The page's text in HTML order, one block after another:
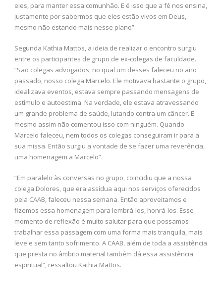
eles, para manter essa comunhão. E é isso que a fé nos ensina,
justamente por sabermos que eles estão vivos em Deus,
mesmo não estando mais nesse plano”.
Segunda Kathia Mattos, a ideia de realizar o encontro surgiu
entre os participantes de grupo de ex-colegas de faculdade.
“São colegas advogados, no qual um desses faleceu no ano
passado, nosso colega Marcelo. Ele motivava bastante o grupo,
idealizava eventos, estava sempre passando mensagens de
estímulo e autoestima. Na verdade, ele estava atravessando
um grande problema de saúde, lutando contra um câncer. E
mesmo assim não comentou isso com ninguém. Quando
Marcelo faleceu, nem todos os colegas conseguiram ir para a
sua missa. Então surgiu a vontade de se fazer uma reverência,
uma homenagem a Marcelo”.
“Em paralelo às conversas no grupo, coincidiu que a nossa
colega Dolores, que era assídua aqui nos serviços oferecidos
pela CAAB, faleceu nessa semana. Então aproveitamos e
fizemos essa homenagem para lembrá-los, honrá-los. Esse
momento de reflexão é muito salutar para que possamos
trabalhar essa passagem com uma forma mais tranquila, mais
leve e sem tanto sofrimento. A CAAB, além de toda a assistência
que presta no âmbito material também dá essa assistência
espiritual”, ressaltou Kathia Mattos.